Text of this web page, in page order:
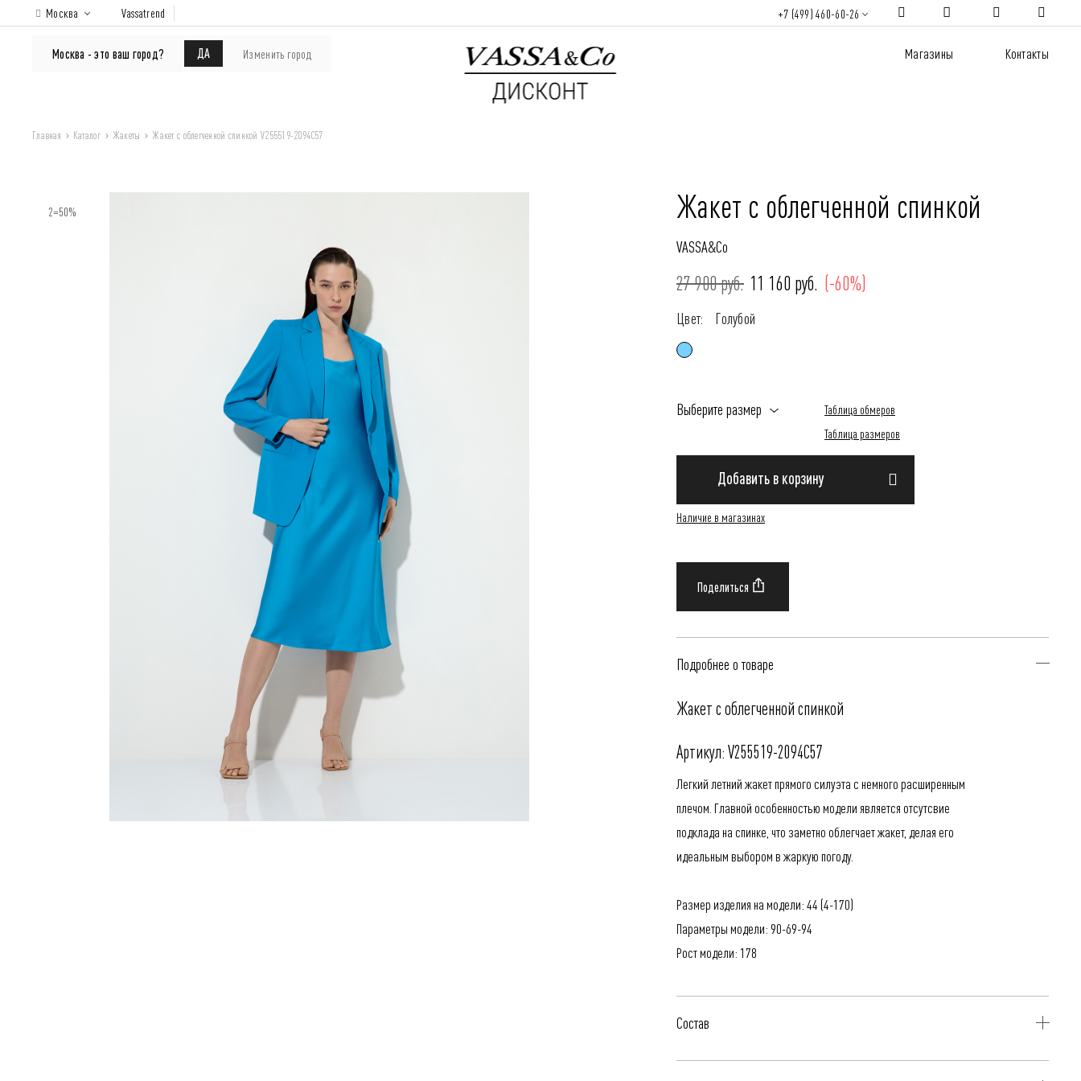
Москва
Москва - это ваш город? ДА Изменить город
Vassatrend +7 (499) 460-60-26
КАТАЛОГ Покупателям Магазины Контакты
Главная Каталог Жакеты Жакет с облегченной спинкой V255519-2094C57
2=50% Жакет с облегченной спинкой
VASSA&Co
27 900 руб. 11 160 руб. (-60%)
Цвет: Голубой
Выберите размер
Таблица обмеров
Таблица размеров
Добавить в корзину
Наличие в магазинах
Подробнее о товаре
Жакет с облегченной спинкой
Артикул: V255519-2094C57
Легкий летний жакет прямого силуэта с немного расширенным
плечом. Главной особенностью модели является отсутсвие
подклада на спинке, что заметно облегчает жакет, делая его
идеальным выбором в жаркую погоду.
Размер изделия на модели: 44 (4-170)
Параметры модели: 90-69-94
Рост модели: 178
Состав
100% Полиэстер